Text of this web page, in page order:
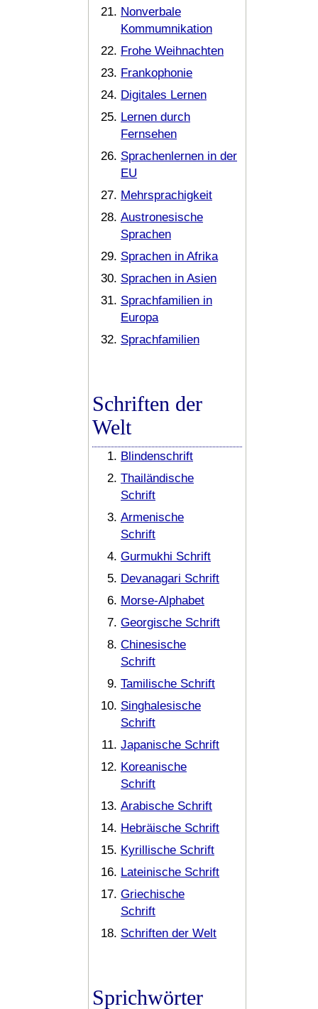
Nonverbale
Kommumnikation
Frohe Weihnachten
Frankophonie
Digitales Lernen
Lernen durch
Fernsehen
Sprachenlernen in der
EU
Mehrsprachigkeit
Austronesische
Sprachen
Sprachen in Afrika
Sprachen in Asien
Sprachfamilien in
Europa
Sprachfamilien
Schriften der
Welt
Blindenschrift
Thailändische
Schrift
Armenische
Schrift
Gurmukhi Schrift
Devanagari Schrift
Morse-Alphabet
Georgische Schrift
Chinesische
Schrift
Tamilische Schrift
Singhalesische
Schrift
Japanische Schrift
Koreanische
Schrift
Arabische Schrift
Hebräische Schrift
Kyrillische Schrift
Lateinische Schrift
Griechische
Schrift
Schriften der Welt
Sprichwörter